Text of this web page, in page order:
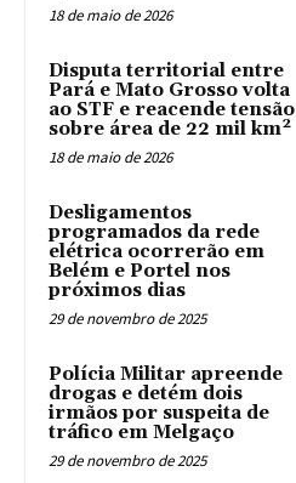
18 de maio de 2026
Disputa territorial entre
Pará e Mato Grosso volta
ao STF e reacende tensão
sobre área de 22 mil km²
18 de maio de 2026
Desligamentos
programados da rede
elétrica ocorrerão em
Belém e Portel nos
próximos dias
29 de novembro de 2025
Polícia Militar apreende
drogas e detém dois
irmãos por suspeita de
tráfico em Melgaço
29 de novembro de 2025